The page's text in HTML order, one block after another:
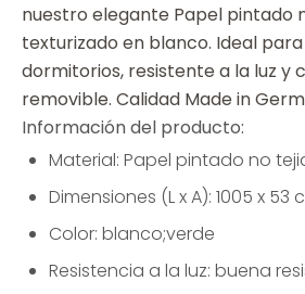
nuestro elegante Papel pintado
texturizado en blanco. Ideal
dormitorios, resistente a la luz y
removible. Calidad Made in
Información del producto:
Material: Papel pintado no
Dimensiones (L x A): 1005 x 53
Color: blanco;verde
Resistencia a la luz: buena